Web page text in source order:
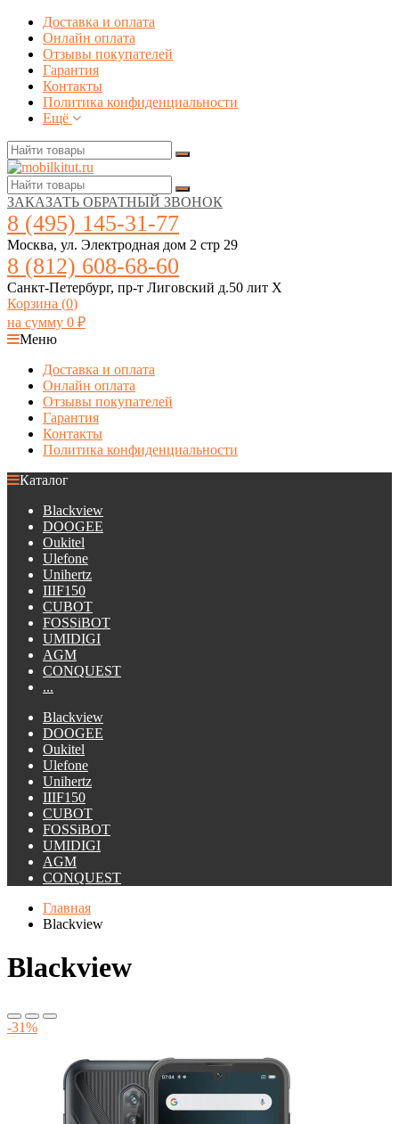
Доставка и оплата
Онлайн оплата
Отзывы покупателей
Гарантия
Контакты
Политика конфиденциальности
Ещё
ЗАКАЗАТЬ ОБРАТНЫЙ ЗВОНОК
8 (495) 145-31-77
Москва, ул. Электродная дом 2 стр 29
8 (812) 608-68-60
Санкт-Петербург, пр-т Лиговский д.50 лит Х
Корзина (0)
на сумму 0 ₽
Меню
Доставка и оплата
Онлайн оплата
Отзывы покупателей
Гарантия
Контакты
Политика конфиденциальности
Каталог
Blackview
DOOGEE
Oukitel
Ulefone
Unihertz
IIIF150
CUBOT
FOSSiBOT
UMIDIGI
AGM
CONQUEST
...
Blackview
DOOGEE
Oukitel
Ulefone
Unihertz
IIIF150
CUBOT
FOSSiBOT
UMIDIGI
AGM
CONQUEST
Главная
Blackview
Blackview
-31%